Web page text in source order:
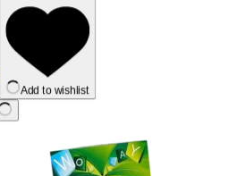
Add to wishlist